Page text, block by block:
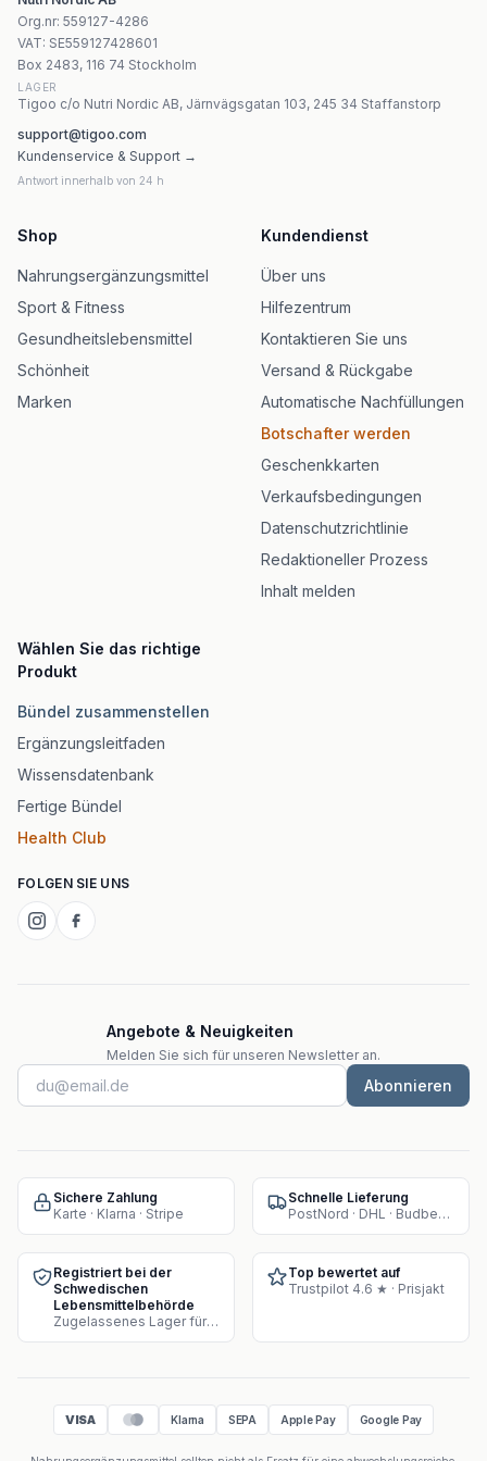
Garden Of Life Probiotics 10 miljarder Orange Dream -
Garden Of Life - Vitamin Code Raw D3 50 mcg - 60
Garden of Life Mykind Organics Prenatal Multi 90
Org.nr: 559127-4286
VAT: SE559127428601
Box 2483, 116 74 Stockholm
LAGER
Tigoo c/o Nutri Nordic AB, Järnvägsgatan 103, 245 34 Staffanstorp
support@tigoo.com
Kundenservice & Support →
Antwort innerhalb von 24 h
Shop
Nahrungsergänzungsmittel
Sport & Fitness
Gesundheitslebensmittel
Schönheit
Marken
Kundendienst
Über uns
Hilfezentrum
Kontaktieren Sie uns
Versand & Rückgabe
Automatische Nachfüllungen
Botschafter werden
Geschenkkarten
Verkaufsbedingungen
Datenschutzrichtlinie
Redaktioneller Prozess
Inhalt melden
Wählen Sie das richtige
Produkt
Bündel zusammenstellen
Ergänzungsleitfaden
Wissensdatenbank
Fertige Bündel
Health Club
FOLGEN SIE UNS
Angebote & Neuigkeiten
Melden Sie sich für unseren Newsletter an.
Abonnieren
Sichere Zahlung
Karte · Klarna · Stripe
Schnelle Lieferung
PostNord · DHL · Budbee · Instabox
Registriert bei der
Schwedischen
Lebensmittelbehörde
Zugelassenes Lager für Supplement-Verkauf
Top bewertet auf
Trustpilot 4.6 ★ · Prisjakt
VISA Klarna SEPA Apple Pay Google Pay